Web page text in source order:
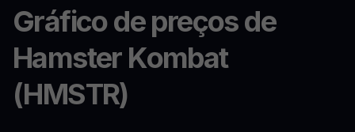
Gráfico de preços de
Hamster Kombat
(HMSTR)